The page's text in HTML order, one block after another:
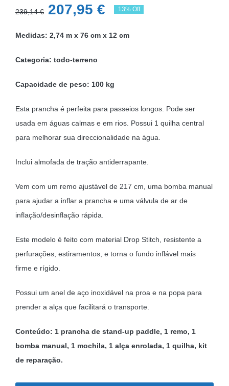
239,14€ O
original
era:
207,95 €O
atual
13% Off
Medidas: 2,74 m x 76 cm x 12 cm
Categoria: todo-terreno
Capacidade de peso: 100 kg
Esta prancha é perfeita para passeios longos. Pode ser
usada em águas calmas e em rios. Possui 1 quilha central
para melhorar sua direccionalidade na água.
Inclui almofada de tração antiderrapante.
Vem com um remo ajustável de 217 cm, uma bomba manual
para ajudar a inflar a prancha e uma válvula de ar de
inflação/desinflação rápida.
Este modelo é feito com material Drop Stitch, resistente a
perfurações, estiramentos, e torna o fundo inflável mais
firme e rígido.
Possui um anel de aço inoxidável na proa e na popa para
prender a alça que facilitará o transporte.
Conteúdo: 1 prancha de stand-up paddle, 1 remo, 1
bomba manual, 1 mochila, 1 alça enrolada, 1 quilha, kit
de reparação.